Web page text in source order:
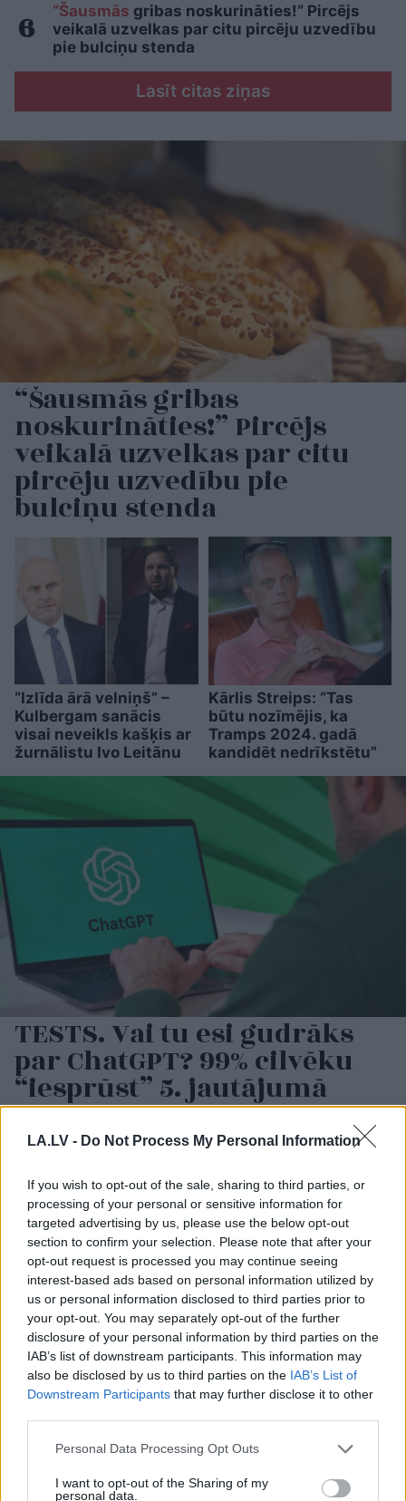
LA.LV - Do Not Process My Personal Information
If you wish to opt-out of the sale, sharing to third parties, or
processing of your personal or sensitive information for
targeted advertising by us, please use the below opt-out
section to confirm your selection. Please note that after your
opt-out request is processed you may continue seeing
interest-based ads based on personal information utilized by
us or personal information disclosed to third parties prior to
your opt-out. You may separately opt-out of the further
disclosure of your personal information by third parties on the
IAB’s list of downstream participants. This information may
also be disclosed by us to third parties on the IAB’s List of
Downstream Participants that may further disclose it to other
Please note that this website/app uses one or more Google
not limited to your visit or usage behaviour. You may click to
Personal Data Processing Opt Outs
I want to opt-out of the Sharing of my
personal data.
“Šausmās gribas noskurināties!” Pircējs
veikalā uzvelkas par citu pircēju uzvedību
pie bulciņu stenda
Lasīt citas ziņas
“Šausmās gribas
noskurināties!” Pircējs
veikalā uzvelkas par citu
pircēju uzvedību pie
bulciņu stenda
“Izlīda ārā velniņš” –
Kulbergam sanācis
visai neveikls kašķis ar
žurnālistu Ivo Leitānu
Kārlis Streips: “Tas
būtu nozīmējis, ka
Tramps 2024. gadā
kandidēt nedrīkstētu”
TESTS. Vai tu esi gudrāks
par ChatGPT? 99% cilvēku
“iesprūst” 5. jautājumā
ASV uzņēmumi bažījas
par Ukrainas plāniem –
kas viņus satrauc?
“K2 Ventum” vēja parka
prettiesiskā
gremdēšana liek domāt
par nedrošu valsti